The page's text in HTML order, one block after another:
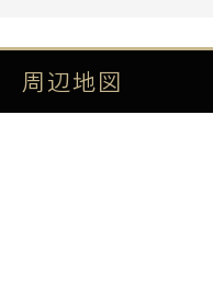
楽しめる、約
ン」居住者限定の
と上質な時間を堪
周辺地図